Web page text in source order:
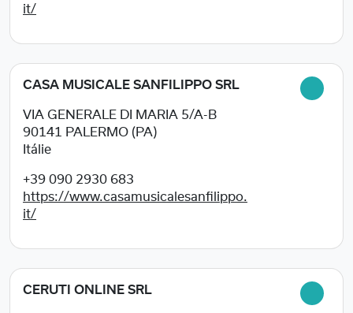
it/
CASA MUSICALE SANFILIPPO SRL
VIA GENERALE DI MARIA 5/A-B
90141
PALERMO (PA)
Itálie
+39 090 2930 683
https://www.casamusicalesanfilippo.
it/
CERUTI ONLINE SRL